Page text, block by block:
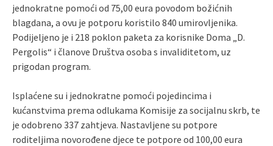
jednokratne pomoći od 75,00 eura povodom božićnih
blagdana, a ovu je potporu koristilo 840 umirovljenika.
Podijeljeno je i 218 poklon paketa za korisnike Doma „D.
Pergolis“ i članove Društva osoba s invaliditetom, uz
prigodan program.
Isplaćene su i jednokratne pomoći pojedincima i
kućanstvima prema odlukama Komisije za socijalnu skrb, te
je odobreno 337 zahtjeva. Nastavljene su potpore
roditeljima novorođene djece te potpore od 100,00 eura